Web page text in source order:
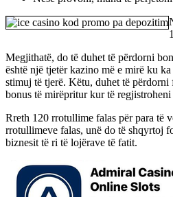
Megjithatë, do të duhet të përdorni
është një tjetër kazino më e mirë ku
stimuj të tjerë. Këtu, duhet të
bonus të mirëpritur kur të
Rreth 120 rrotullime falas për para të
rrotullimeve falas, unë do të shqyrtoj
biznesit të ri të lojërave të fatit.